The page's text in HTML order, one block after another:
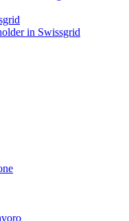
in Swissgrid